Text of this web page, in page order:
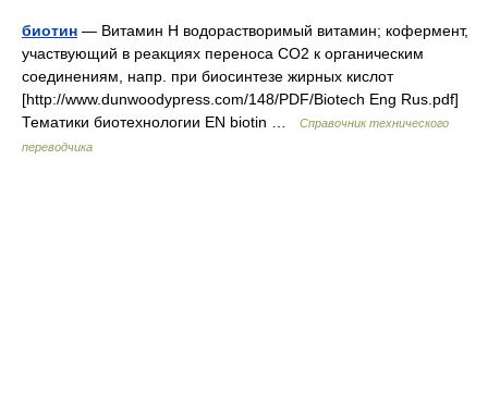
биотин — Витамин H водорастворимый витамин; кофермент,
участвующий в реакциях переноса CO2 к органическим
соединениям, напр. при биосинтезе жирных кислот
[http://www.dunwoodypress.com/148/PDF/Biotech Eng Rus.pdf]
Тематики биотехнологии EN biotin …
Справочник технического
переводчика